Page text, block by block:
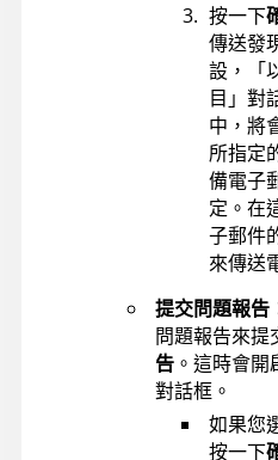
按一下
傳送發
設，「
目」對
中，將
所指定
備電子
定。在
子郵件
來傳送
提交問題報告
問題報告來提
告 。這時會開
對話框。
如果您
按一下